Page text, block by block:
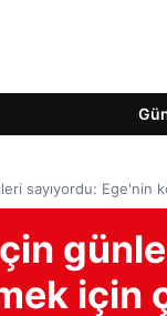
sayıyordu: Ege'nin
için